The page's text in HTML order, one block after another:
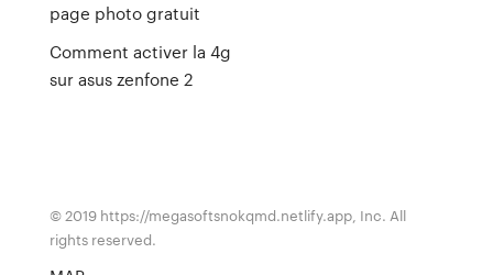
page photo gratuit
Comment activer la 4g
sur asus zenfone 2
© 2019 https://megasoftsnokqmd.netlify.app, Inc. All
rights reserved.